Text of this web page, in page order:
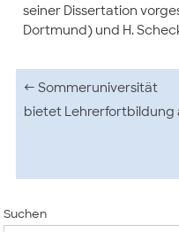
seiner Dissertation
Dortmund) und H.
Beitragsnavigation
← Sommeruniversität
bietet Lehrerfortbildung
Suchen